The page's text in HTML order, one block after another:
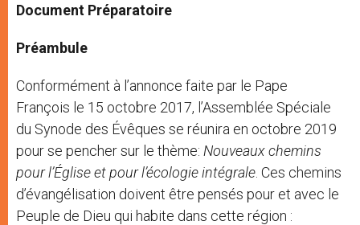
Document Préparatoire
Préambule
Conformément à l’annonce faite par le Pape
François le 15 octobre 2017, l’Assemblée Spéciale
du Synode des Évêques se réunira en octobre 2019
pour se pencher sur le thème: Nouveaux chemins
pour l’Église et pour l’écologie intégrale . Ces chemins
d’évangélisation doivent être pensés pour et avec le
Peuple de Dieu qui habite dans cette région :